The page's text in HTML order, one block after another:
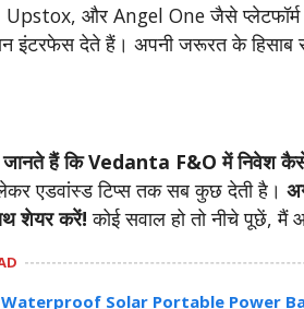
और Angel One जैसे
इंटरफेस देते हैं। अपनी जरूरत के हिसाब
हैं कि Vedanta F&O में निवेश
एडवांस्ड टिप्स तक सब कुछ देती है।
शेयर करें! कोई सवाल हो तो नीचे पूछें, मैं
Waterproof Solar Portable Power